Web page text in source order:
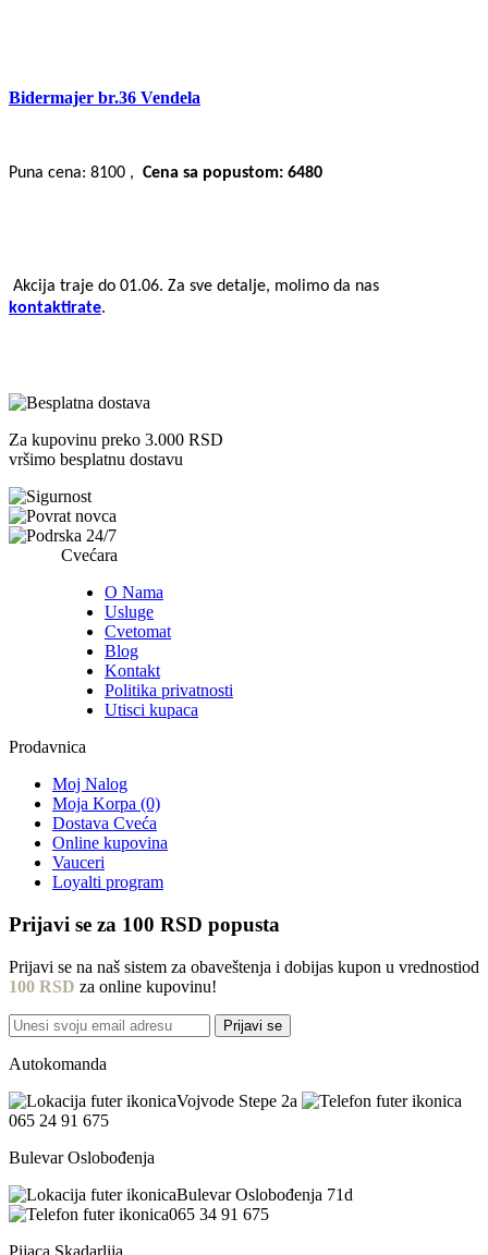
Bidermajer br.36 Vendela
Puna cena: 8100 , Cena sa popustom: 6480
Akcija traje do 01.06. Za sve detalje, molimo da nas
kontaktirate.
Za kupovinu preko 3.000 RSD
vršimo besplatnu dostavu
Cvećara
O Nama
Usluge
Cvetomat
Blog
Kontakt
Politika privatnosti
Utisci kupaca
Prodavnica
Moj Nalog
Moja Korpa (0)
Dostava Cveća
Online kupovina
Vauceri
Loyalti program
Prijavi se za 100 RSD popusta
Prijavi se na naš sistem za obaveštenja i dobijas kupon u vrednostiod
100 RSD za online kupovinu!
Prijavi se
Autokomanda
Vojvode Stepe 2a
065 24 91 675
Bulevar Oslobođenja
Bulevar Oslobođenja 71d
065 34 91 675
Pijaca Skadarlija